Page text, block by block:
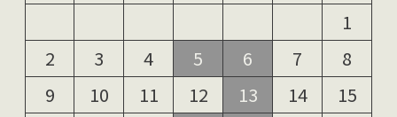
1
2
3 4 5 6 7
8
9
10 11 12 13 14
15